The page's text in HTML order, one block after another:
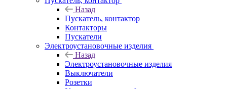
Назад
Пускатель, контактор
Контакторы
Пускатели
Электроустановочные изделия
Назад
Электроустановочные изделия
Выключатели
Розетки